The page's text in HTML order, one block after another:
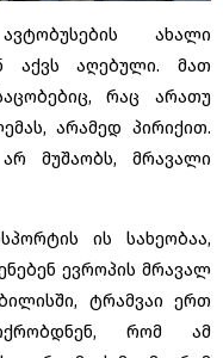
ახალი
აქვს აღებული. მათ
რაც არათუ
არამედ პირიქით.
მუშაობს, მრავალი
ის სახეობაა,
ევროპის მრავალ
ტრამვაი ერთ
რომ ამ